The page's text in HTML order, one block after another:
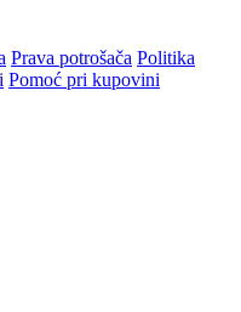
Prava potrošača Politika
Pomoć pri kupovini